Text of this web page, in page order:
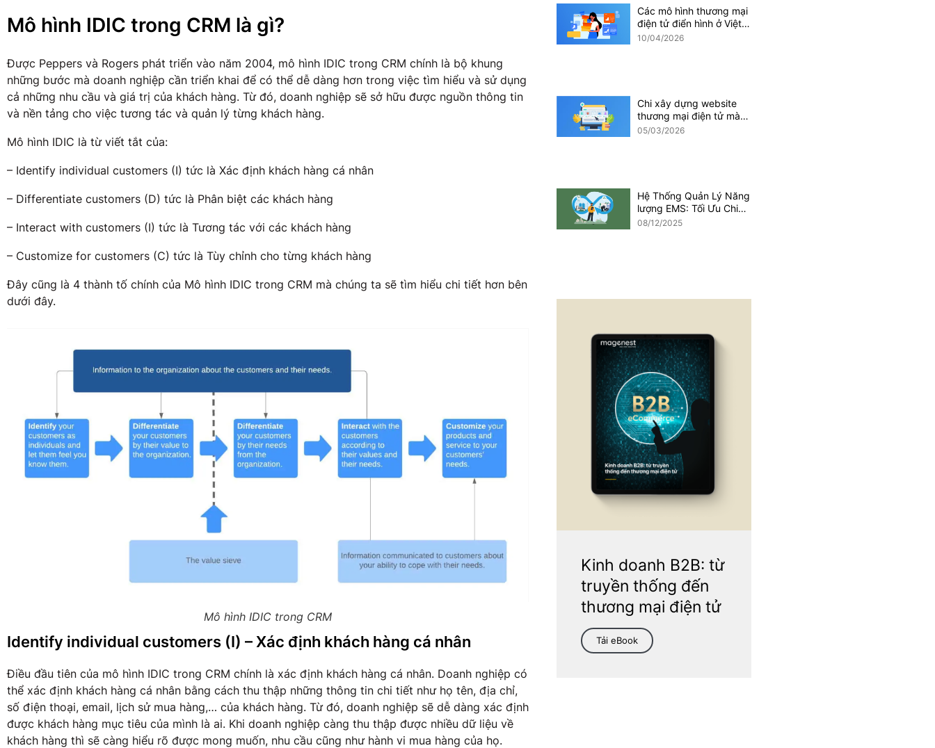
Mô hình IDIC trong CRM là gì?
Được Peppers và Rogers phát triển vào năm 2004, mô hình IDIC trong CRM chính là bộ khung
những bước mà doanh nghiệp cần triển khai để có thể dễ dàng hơn trong việc tìm hiểu và sử dụng
cả những nhu cầu và giá trị của khách hàng. Từ đó, doanh nghiệp sẽ sở hữu được nguồn thông tin
và nền tảng cho việc tương tác và quản lý từng khách hàng.
Mô hình IDIC là từ viết tắt của:
– Identify individual customers (I) tức là Xác định khách hàng cá nhân
– Differentiate customers (D) tức là Phân biệt các khách hàng
– Interact with customers (I) tức là Tương tác với các khách hàng
– Customize for customers (C) tức là Tùy chỉnh cho từng khách hàng
Đây cũng là 4 thành tố chính của Mô hình IDIC trong CRM mà chúng ta sẽ tìm hiểu chi tiết hơn bên
dưới đây.
Mô hình IDIC trong CRM
Identify individual customers (I) – Xác định khách hàng cá nhân
Điều đầu tiên của mô hình IDIC trong CRM chính là xác định khách hàng cá nhân. Doanh nghiệp có
thể xác định khách hàng cá nhân bằng cách thu thập những thông tin chi tiết như họ tên, địa chỉ,
số điện thoại, email, lịch sử mua hàng,… của khách hàng. Từ đó, doanh nghiệp sẽ dễ dàng xác định
được khách hàng mục tiêu của mình là ai. Khi doanh nghiệp càng thu thập được nhiều dữ liệu về
khách hàng thì sẽ càng hiểu rõ được mong muốn, nhu cầu cũng như hành vi mua hàng của họ.
Shopify
Thương mại điện tử
Các mô hình thương mại
điện tử điển hình ở Việt
Nam hiện nay
10/04/2026
Chi xây dựng website
thương mại điện tử mà
các doanh nghiệp cần
05/03/2026
Hệ Thống Quản Lý Năng
lượng EMS: Tối Ưu Chi
Phí Trong Kỷ Nguyên
08/12/2025
Kinh doanh B2B: từ
truyền thống đến
thương mại điện tử
Tải eBook